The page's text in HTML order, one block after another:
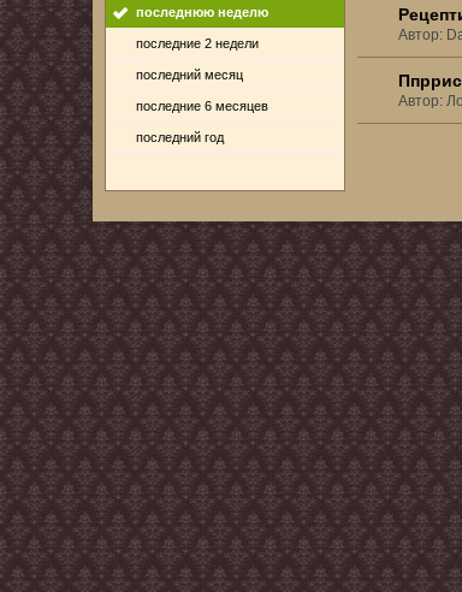
последнюю неделю
последние 2 недели
последний месяц
последние 6 месяцев
последний год
Автор:
Автор: